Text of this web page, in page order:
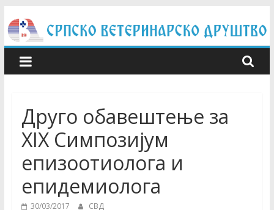
to
content
Друго обавештење за
XIX Симпозијум
епизоотиолога и
епидемиолога
30/03/2017 СВД